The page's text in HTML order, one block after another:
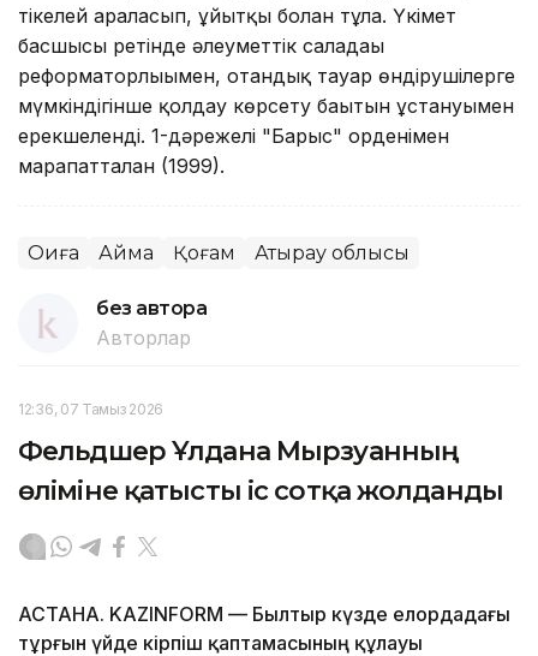
тікелей араласып, ұйытқы болған тұлға. Үкімет
басшысы ретінде әлеуметтік саладағы
реформаторлығымен, отандық тауар өндірушілерге
мүмкіндігінше қолдау көрсету бағытын ұстануымен
ерекшеленді. 1-дәрежелі "Барыс" орденімен
марапатталған (1999).
Оқиға Аймақ Қоғам Атырау облысы
без автора
Авторлар
12:36, 07 Тамыз 2026
Фельдшер Ұлдана Мырзуанның
өліміне қатысты іс сотқа жолданды
АСТАНА. KAZINFORM — Былтыр күзде елордадағы
тұрғын үйде кірпіш қаптамасының құлауы